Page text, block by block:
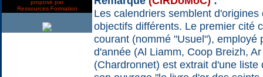
proposé par
Ressources-Formation
Les calendriers semblent
objectifs différents. Le premier cité
courant (nommé "Usuel"),
d'année (Al Liamm, Coop Breizh,
(Chardronnet) est extrait d'une